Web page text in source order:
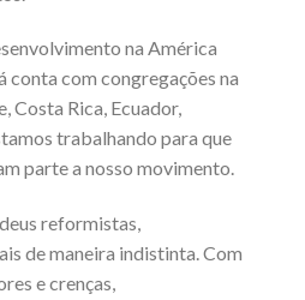
na América
conta com congregações na
Costa Rica, Ecuador,
trabalhando para que
parte a nosso movimento.
reformistas,
de maneira indistinta. Com
e crenças,